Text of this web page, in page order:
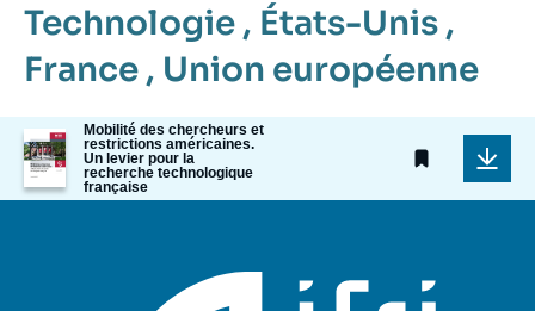
Technologie , États-Unis ,
France , Union européenne
Image
de
couverture
de
Mobilité des chercheurs et
restrictions américaines.
Un levier pour la
recherche technologique
française